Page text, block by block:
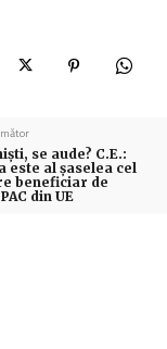
se aude? C.E.:
este al șaselea cel
beneficiar de
din UE